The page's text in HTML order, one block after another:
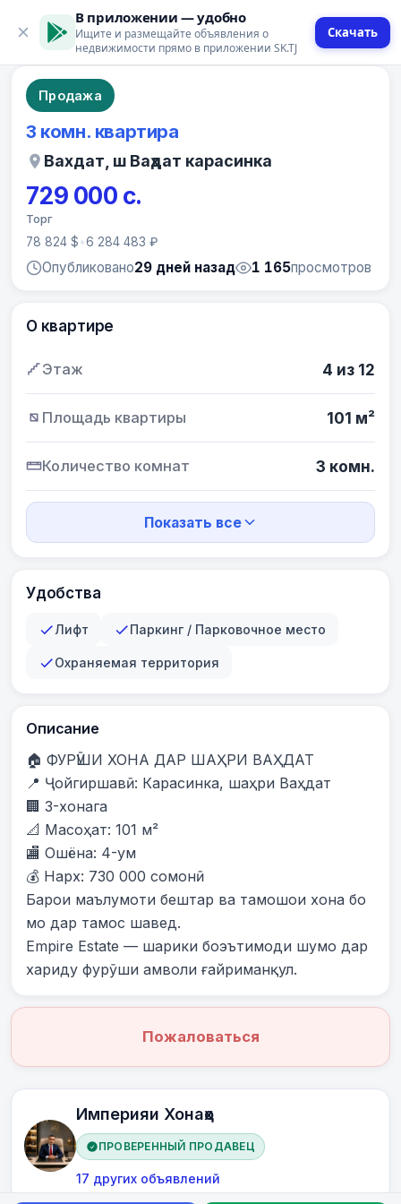
В приложении — удобно
Ищите и размещайте объявления о
недвижимости прямо в приложении SK.TJ
Скачать
10 фото
Продажа
3 комн. квартира
Вахдат, ш Ваҳдат карасинка
729 000 с.
Торг
78 824 $•6 284 483 ₽
Опубликовано29 дней назад 1 165просмотров
О квартире
Этаж 4 из 12
Площадь квартиры 101 м²
Количество комнат 3 комн.
Показать все
Удобства
Лифт Паркинг / Парковочное место
Охраняемая территория
Описание
🏠 ФУРӮШИ ХОНА ДАР ШАҲРИ ВАҲДАТ
📍 Ҷойгиршавӣ: Карасинка, шаҳри Ваҳдат
🏢 3-хонага
📐 Масоҳат: 101 м²
🏬 Ошёна: 4-ум
💰 Нарх: 730 000 сомонӣ
Барои маълумоти бештар ва тамошои хона бо
мо дар тамос шавед.
Empire Estate — шарики боэътимоди шумо дар
хариду фурӯши амволи ғайриманқул.
Пожаловаться
Империяи Хонаҳо
ПРОВЕРЕННЫЙ ПРОДАВЕЦ
17 других объявлений